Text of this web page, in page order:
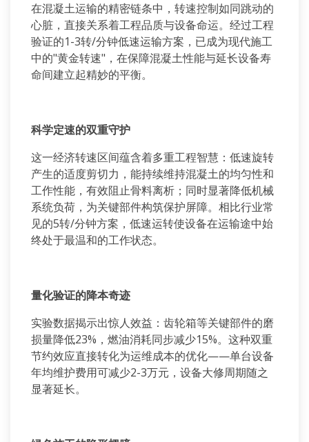
在混凝土运输的精密链条中，转速控制如同跳动的
心脏，直接关系着工程品质与设备命运。经过工程
验证的1-3转/分钟低速运输方案，已成为现代施工
中的"黄金转速" ，在保障混凝土性能与延长设备寿
命间建立起精妙的平衡。
科学定速的双重守护
这一经济转速区间蕴含着多重工程智慧：低速旋转
产生的适度剪切力，能持续维持混凝土的均匀性和
工作性能，有效阻止骨料离析；同时显著降低机械
系统负荷，为关键部件构筑保护屏障。相比行业常
见的5转/分钟方案，低速运转使设备在运输途中始
终处于最温和的工作状态。
量化验证的降本奇迹
实验数据揭示出惊人效益：齿轮箱等关键部件的磨
损量降低23% ，燃油消耗同步减少15%。这种双重
节约效应直接转化为运维成本的优化——单台设备
年均维护费用可减少2-3万元，设备大修周期随之
显著延长。